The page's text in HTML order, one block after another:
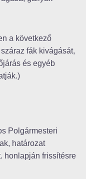
a következő
fák kivágását,
és egyéb
Polgármesteri
határozat
honlapján frissítésre